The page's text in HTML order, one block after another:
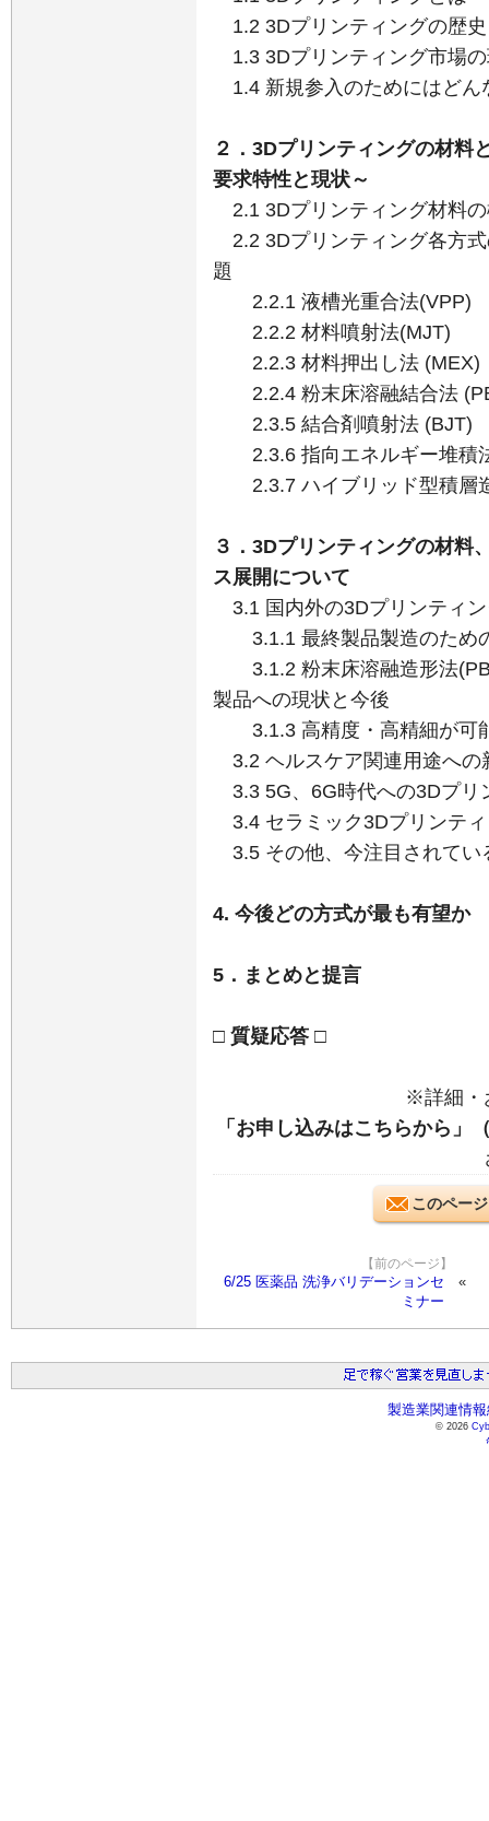
1.2 3Dプリンティングの歴
1.3 3Dプリンティング市場
1.4 新規参入のためにはどん
２．3Dプリンティングの材料
要求特性と現状～
2.1 3Dプリンティング材料
2.2 3Dプリンティング各方
題
2.2.1 液槽光重合法(VPP)
2.2.2 材料噴射法(MJT)
2.2.3 材料押出し法 (MEX)
2.2.4 粉末床溶融結合法
2.3.5 結合剤噴射法 (BJT)
2.3.6 指向エネルギー堆積
2.3.7 ハイブリッド型積層
３．3Dプリンティングの材料
ス展開について
3.1 国内外の3Dプリンティ
3.1.1 最終製品製造のため
3.1.2 粉末床溶融造形法
製品への現状と今後
3.1.3 高精度・高精細が可
3.2 ヘルスケア関連用途への
3.3 5G、6G時代への3Dプリ
3.4 セラミック3Dプリンテ
3.5 その他、今注目されてい
4. 今後どの方式が最も有望か
5．まとめと提言
□ 質疑応答 □
※詳細・
「お申し込みはこちらから」
このペー
【前のページ】
6/25 医薬品 洗浄バリデーションセ
ミナー
製造業関連情
© 2026